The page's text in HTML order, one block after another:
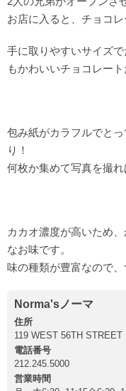
お店に入ると、チョコ
手に取りやすいサイズ
もかわいいチョコレート
包み紙がカラフルでと
り！
何枚か集めて写真を撮れ
カカオ濃度が高いため
なお味です。
味の種類が豊富なので、
Norma'sノーマ
住所
119 WEST 56TH
電話番号
212.245.5000
営業時間